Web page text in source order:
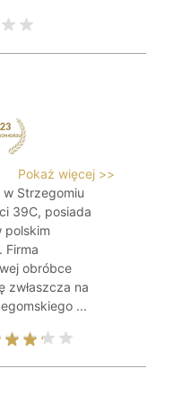
Pokaż więcej >>
w Strzegomiu
39C, posiada
polskim
Firma
obróbce
zwłaszcza na
...